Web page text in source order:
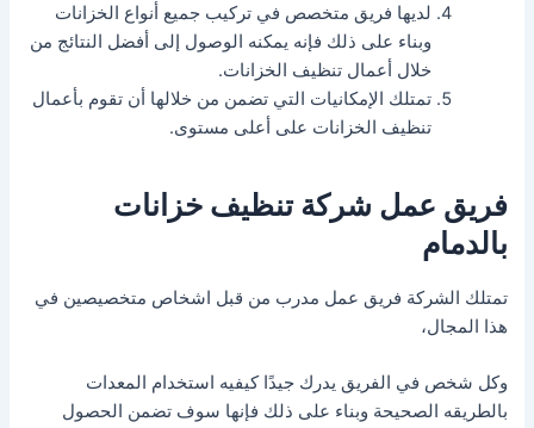
لديها فريق متخصص في تركيب جميع أنواع الخزانات
وبناء على ذلك فإنه يمكنه الوصول إلى أفضل النتائج من
خلال أعمال تنظيف الخزانات.
تمتلك الإمكانيات التي تضمن من خلالها أن تقوم بأعمال
تنظيف الخزانات على أعلى مستوى.
فريق عمل شركة تنظيف خزانات
بالدمام
تمتلك الشركة فريق عمل مدرب من قبل اشخاص متخصيصين في
هذا المجال،
وكل شخص في الفريق يدرك جيدًا كيفيه استخدام المعدات
بالطريقه الصحيحة وبناء على ذلك فإنها سوف تضمن الحصول